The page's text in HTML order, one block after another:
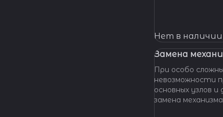
Нет в наличии
Замена
При особо
невозможности
основных узлов
замена механизма часов.